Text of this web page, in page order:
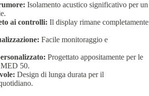
Isolamento acustico significativo per un
ai controlli: Il display rimane completamente
Facile monitoraggio e
Progettato appositamente per le
50.
Design di lunga durata per il